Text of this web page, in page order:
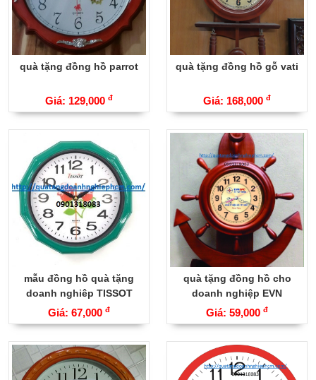
quà tặng đồng hồ parrot
Giá: 129,000 đ
quà tặng đồng hồ gỗ vati
Giá: 168,000 đ
mẫu đồng hồ quà tặng
doanh nghiêp TISSOT
Giá: 67,000 đ
quà tặng đồng hồ cho
doanh nghiệp EVN
Giá: 59,000 đ